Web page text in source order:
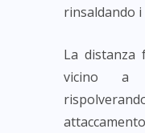
rinsaldando
La distanza
vicino a